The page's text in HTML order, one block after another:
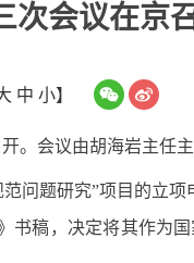
次会议在京
中 小】
。会议由胡海岩主任
问题研究”项目的立项
书稿，决定将其作